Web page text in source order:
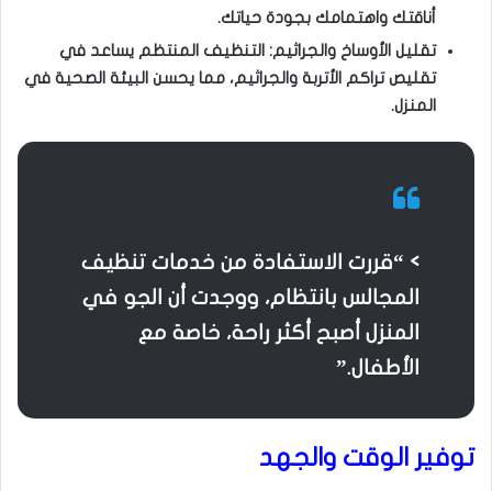
أناقتك واهتمامك بجودة حياتك.
تقليل الأوساخ والجراثيم: التنظيف المنتظم يساعد في
تقليص تراكم الأتربة والجراثيم، مما يحسن البيئة الصحية في
المنزل.
> “قررت الاستفادة من خدمات تنظيف
المجالس بانتظام، ووجدت أن الجو في
المنزل أصبح أكثر راحة، خاصة مع
الأطفال.”
توفير الوقت والجهد